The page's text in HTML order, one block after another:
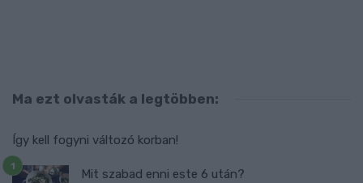
Ma ezt olvasták a legtöbben:
Így kell fogyni változó korban!
Mit szabad enni este 6 után?